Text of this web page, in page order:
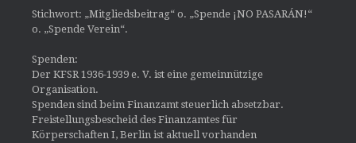
Stichwort: „Mitgliedsbeitrag“ o. „Spende ¡NO PASARÁN!“
o. „Spende Verein“.
Spenden:
Der KFSR 1936-1939 e. V. ist eine gemeinnützige
Organisation.
Spenden sind beim Finanzamt steuerlich absetzbar.
Freistellungsbescheid des Finanzamtes für
Körperschaften I, Berlin ist aktuell vorhanden